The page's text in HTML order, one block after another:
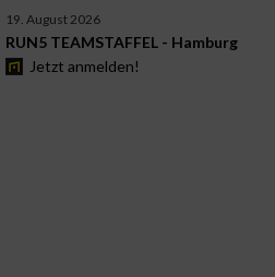
19. August 2026
RUN5 TEAMSTAFFEL - Hamburg
Jetzt anmelden!